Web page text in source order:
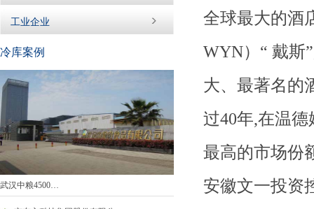
工业企业
冷库案例
武汉中粮4500…
全球最大的酒
WYN）“ 戴斯
大、最著名的
过40年,在温
最高的市场份
安徽文一投资